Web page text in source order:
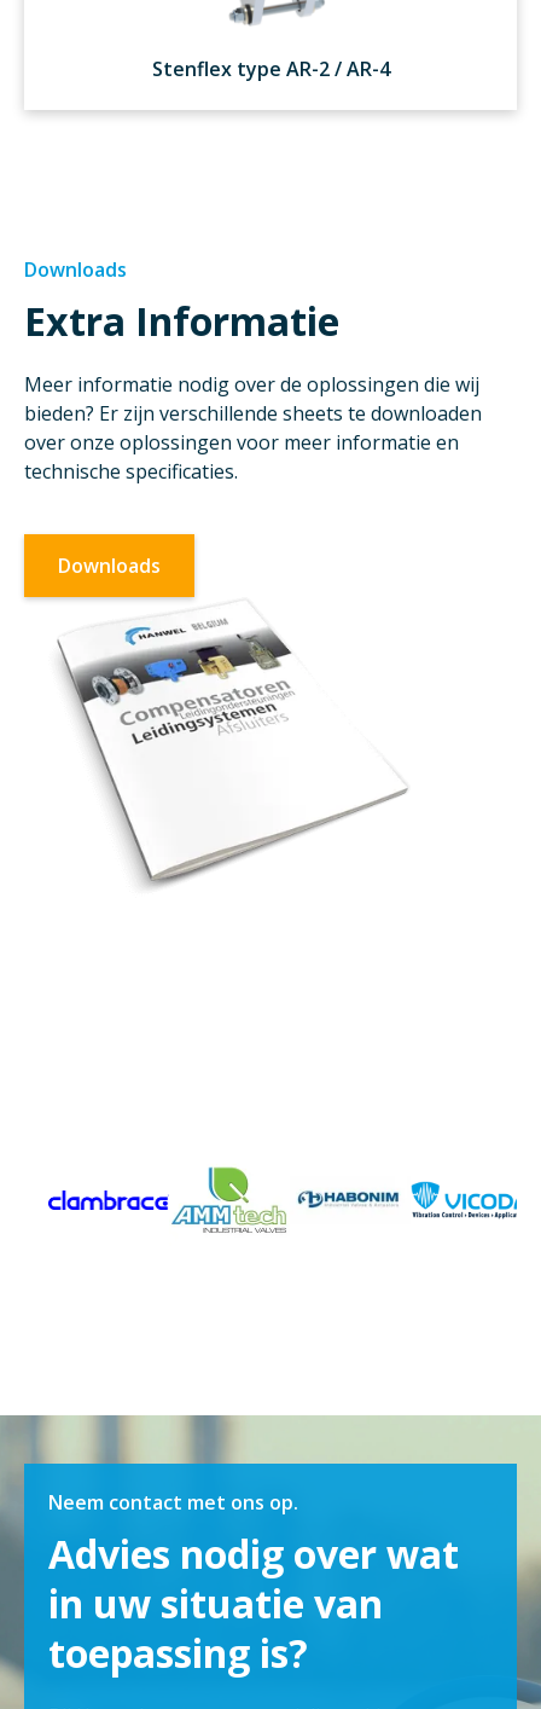
Stenflex type AR-2 / AR-4
Downloads
Extra Informatie
Meer informatie nodig over de oplossingen die wij
bieden? Er zijn verschillende sheets te downloaden
over onze oplossingen voor meer informatie en
technische specificaties.
Downloads
Neem contact met ons op.
Advies nodig over wat
in uw situatie van
toepassing is?